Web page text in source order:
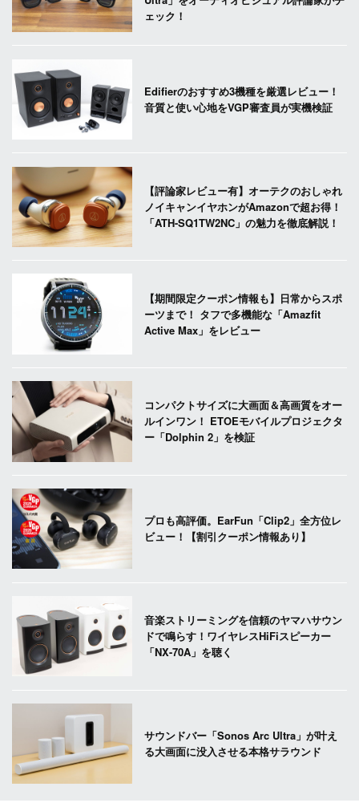
ェック！
Edifierのおすすめ3機種を厳選レビュー！
音質と使い心地をVGP審査員が実機検証
【評論家レビュー有】オーテクのおしゃれ
ノイキャンイヤホンがAmazonで超お得！
「ATH-SQ1TW2NC」の魅力を徹底解説！
【期間限定クーポン情報も】日常からスポ
ーツまで！ タフで多機能な「Amazfit
Active Max」をレビュー
コンパクトサイズに大画面＆高画質をオー
ルインワン！ ETOEモバイルプロジェクタ
ー「Dolphin 2」を検証
プロも高評価。EarFun「Clip2」全方位レ
ビュー！【割引クーポン情報あり】
音楽ストリーミングを信頼のヤマハサウン
ドで鳴らす！ワイヤレスHiFiスピーカー
「NX-70A」を聴く
サウンドバー「Sonos Arc Ultra」が叶え
る大画面に没入させる本格サラウンド